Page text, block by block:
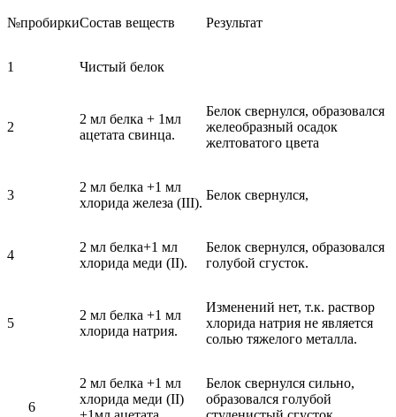
№пробиркиСостав веществ Результат
1 Чистый белок
2
2 мл белка + 1мл
ацетата свинца.
Белок свернулся, образовался
желеобразный осадок
желтоватого цвета
3
2 мл белка +1 мл
хлорида железа (III).
Белок свернулся,
4
2 мл белка+1 мл
хлорида меди (II).
Белок свернулся, образовался
голубой сгусток.
5
2 мл белка +1 мл
хлорида натрия.
Изменений нет, т.к. раствор
хлорида натрия не является
солью тяжелого металла.
6
2 мл белка +1 мл
хлорида меди (II)
Белок свернулся сильно,
образовался голубой